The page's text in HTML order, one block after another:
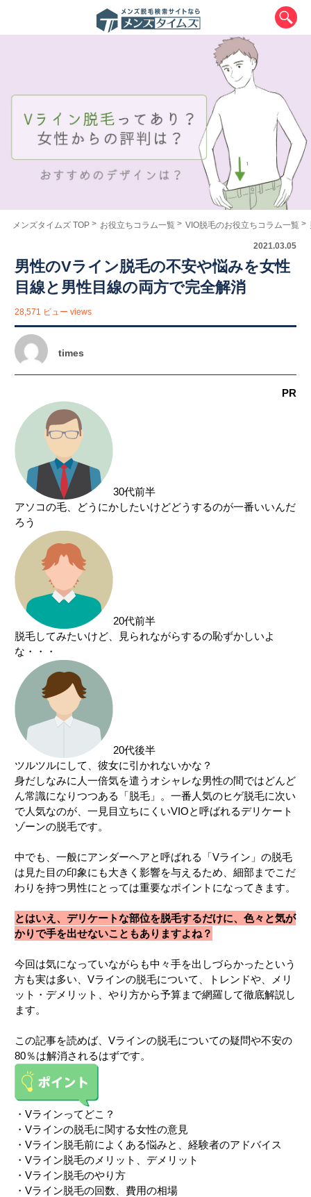
メンズタイムズ TOP お役立ちコラム一覧 VIO脱毛のお役立ちコラム一覧
2021.03.05
男性のVライン脱毛の不安や悩みを女性
目線と男性目線の両方で完全解消
28,571 ビュー views
times
PR
30代前半
アソコの毛、どうにかしたいけどどうするのが一番いいんだ
ろう
20代前半
脱毛してみたいけど、見られながらするの恥ずかしいよ
な・・・
20代後半
ツルツルにして、彼女に引かれないかな？
身だしなみに人一倍気を遣うオシャレな男性の間ではどんど
ん常識になりつつある「脱毛」。一番人気のヒゲ脱毛に次い
で人気なのが、一見目立ちにくいVIOと呼ばれるデリケート
ゾーンの脱毛です。
中でも、一般にアンダーヘアと呼ばれる「Vライン」の脱毛
は見た目の印象にも大きく影響を与えるため、細部までこだ
わりを持つ男性にとっては重要なポイントになってきます。
とはいえ、デリケートな部位を脱毛するだけに、色々と気が
かりで手を出せないこともありますよね？
今回は気になっていながらも中々手を出しづらかったという
方も実は多い、Vラインの脱毛について、トレンドや、メリ
ット・デメリット、やり方から予算まで網羅して徹底解説し
ます。
この記事を読めば、Vラインの脱毛についての疑問や不安の
80％は解消されるはずです。
・Vラインってどこ？
・Vラインの脱毛に関する女性の意見
・Vライン脱毛前によくある悩みと、経験者のアドバイス
・Vライン脱毛のメリット、デメリット
・Vライン脱毛のやり方
・Vライン脱毛の回数、費用の相場
エリアから最寄りサロンを探す
北海道・東北
宮城県
秋田県 山形県 福島県
関東
茨城県
中部
新潟県
山梨県 長野県
愛知県
関西
滋賀県 京都府
奈良県 三重県
中国・四国
鳥取県 島根県
山口県 徳島県
高知県
九州・沖縄
福岡県 佐賀県 長崎県 熊本県
大分県 宮崎県 鹿児島県 沖縄県